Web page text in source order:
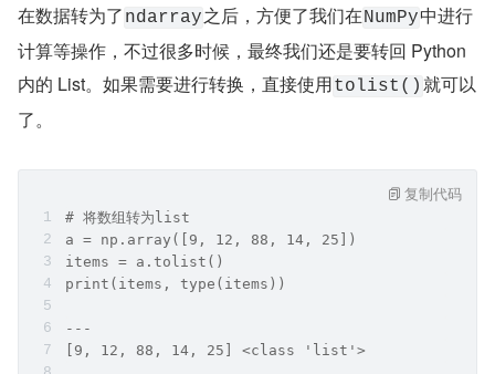
在数据转为了 ndarray之后，方便了我们在NumPy中进行
计算等操作，不过很多时候，最终我们还是要转回 Python
内的 List。如果需要进行转换，直接使用tolist() 就可以
了。
# 将数组转为list
a = np.array([9, 12, 88, 14, 25])
items = a.tolist()
print(items, type(items))
---
[9, 12, 88, 14, 25] <class 'list'>
复制代码